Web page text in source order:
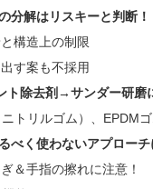
分解はリスキーと判断！
構造上の制限
す案も不採用
ト除去剤→サンダー研磨
トリルゴム）、EPDM
べく使わないアプローチ
＆手指の擦れに注意！